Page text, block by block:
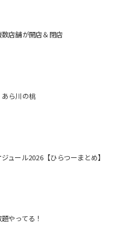
店舗が開店＆閉店
ら川の桃
ュール2026【ひらつーまとめ】
やってる！